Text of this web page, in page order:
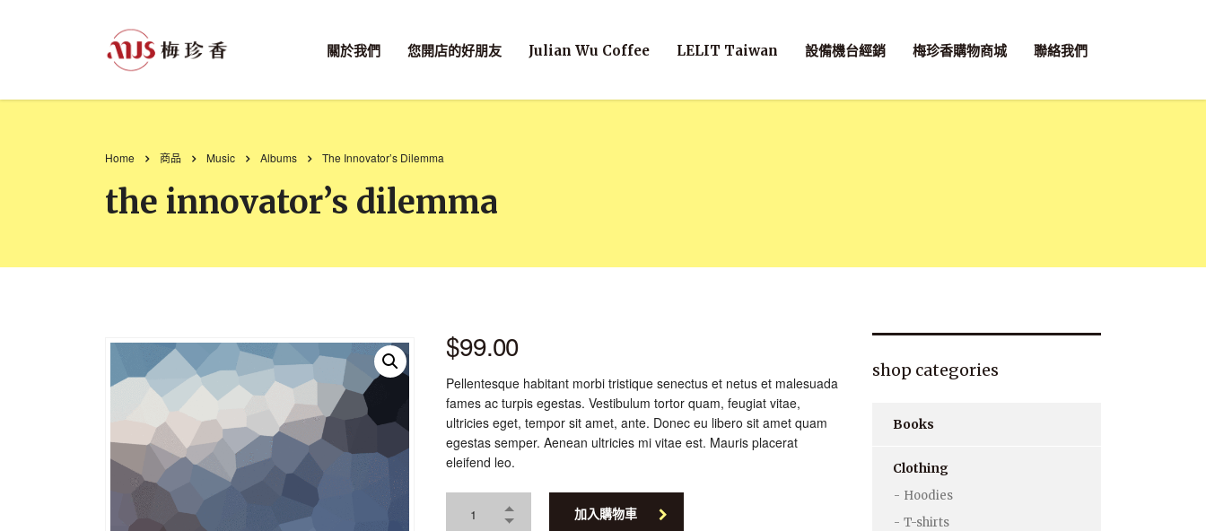
關於我們 您開店的好朋友 Julian Wu Coffee LELIT Taiwan 設備機台經銷 梅珍香購物商城 聯絡我們
Home 商品 Music Albums The Innovator’s Dilemma
the innovator’s dilemma
$99.00
Pellentesque habitant morbi tristique senectus et netus et malesuada
fames ac turpis egestas. Vestibulum tortor quam, feugiat vitae,
ultricies eget, tempor sit amet, ante. Donec eu libero sit amet quam
egestas semper. Aenean ultricies mi vitae est. Mauris placerat
eleifend leo.
加入購物車
shop categories
Books
Clothing
Hoodies
T-shirts